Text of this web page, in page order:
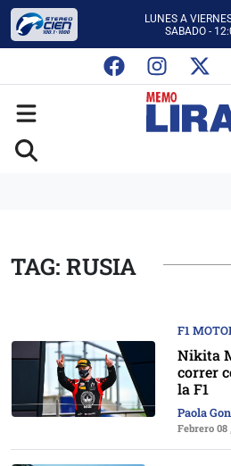
LUNES A
SABADO -
CON MEMO LIRA Y
LUNES A
SABADO -
TAG: RUSIA
F1
Nikita
correr
la F1
Paola
Febrero 08